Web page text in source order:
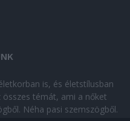
is, és életstílusban
témát, ami a nőket
Néha pasi szemszögből.